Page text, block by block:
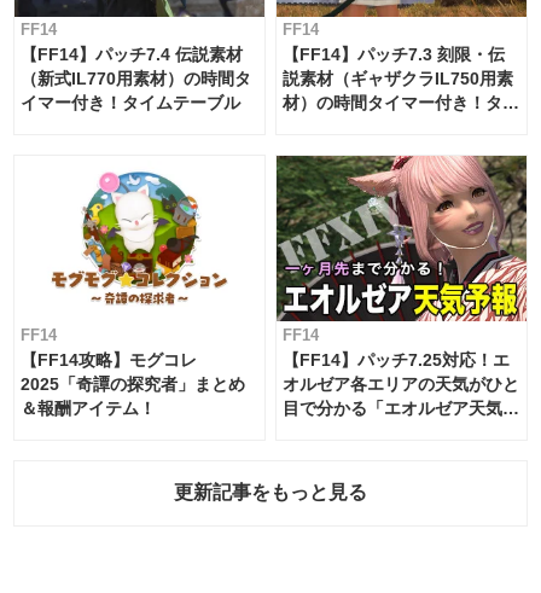
FF14
【FF14】パッチ7.4 伝説素材
（新式IL770用素材）の時間タ
イマー付き！タイムテーブル
FF14
【FF14】パッチ7.3 刻限・伝
説素材（ギャザクラIL750用素
材）の時間タイマー付き！タイ
FF14
【FF14攻略】モグコレ
2025「奇譚の探究者」まとめ
＆報酬アイテム！
FF14
【FF14】パッチ7.25対応！エ
オルゼア各エリアの天気がひと
目で分かる「エオルゼア天気予
更新記事をもっと見る